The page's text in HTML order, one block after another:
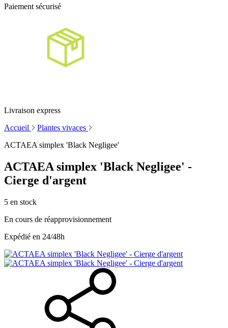
Paiement sécurisé
Livraison express
Accueil
Plantes vivaces
ACTAEA simplex 'Black Negligee'
ACTAEA simplex 'Black Negligee' -
Cierge d'argent
5 en stock
En cours de réapprovisionnement
Expédié en 24/48h